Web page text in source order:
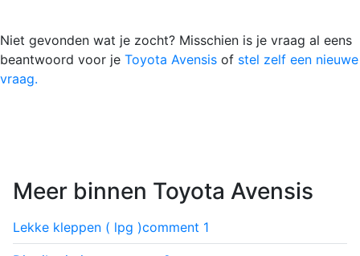
Niet gevonden wat je zocht? Misschien is je vraag al eens
beantwoord voor je Toyota Avensis of stel zelf een nieuwe
vraag.
Meer binnen Toyota Avensis
Lekke kleppen ( lpg )comment 1